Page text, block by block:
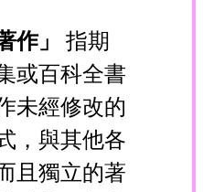
作」 指期
或百科全書
未經修改的
，與其他各
且獨立的著